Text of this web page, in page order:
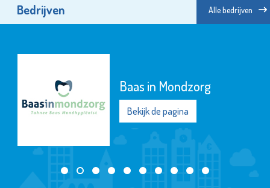
Bedrijven Alle bedrijven
Baas in Mondzorg
Bekijk de pagina